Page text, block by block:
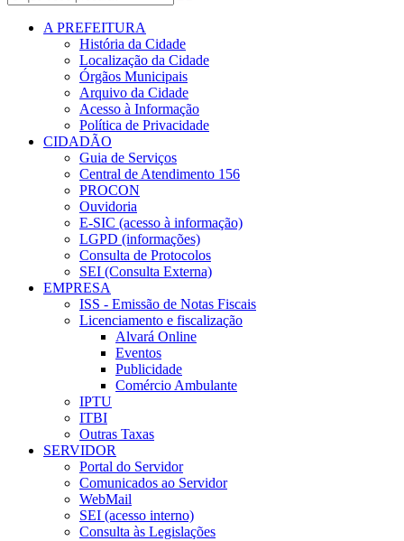
A PREFEITURA
História da Cidade
Localização da Cidade
Órgãos Municipais
Arquivo da Cidade
Acesso à Informação
Política de Privacidade
CIDADÃO
Guia de Serviços
Central de Atendimento 156
PROCON
Ouvidoria
E-SIC (acesso à informação)
LGPD (informações)
Consulta de Protocolos
SEI (Consulta Externa)
EMPRESA
ISS - Emissão de Notas Fiscais
Licenciamento e fiscalização
Alvará Online
Eventos
Publicidade
Comércio Ambulante
IPTU
ITBI
Outras Taxas
SERVIDOR
Portal do Servidor
Comunicados ao Servidor
WebMail
SEI (acesso interno)
Consulta às Legislações